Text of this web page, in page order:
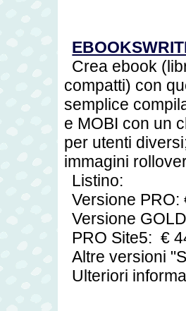
Crea ebook
compatti) con
semplice
e MOBI con un
per utenti
immagini
Listino:
Versione
Versione
PRO Site5: €
Altre versioni
Ulteriori